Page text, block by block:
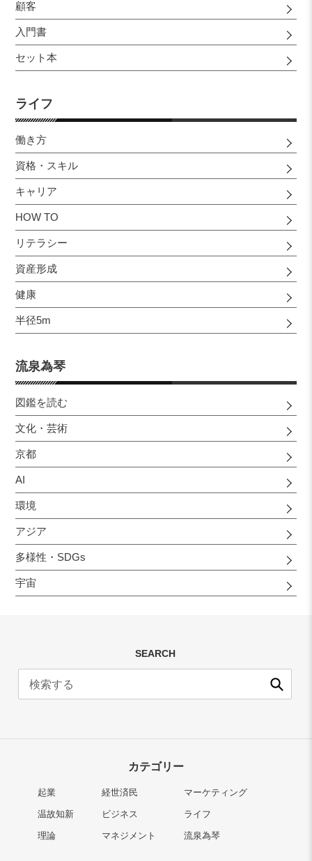
顧客
入門書
セット本
ライフ
働き方
資格・スキル
キャリア
HOW TO
リテラシー
資産形成
健康
半径5m
流泉為琴
図鑑を読む
文化・芸術
京都
AI
環境
アジア
多様性・SDGs
宇宙
SEARCH
送
カテゴリー
起業
温故知新
理論
経世済民
ビジネス
マネジメント
マーケティング
ライフ
流泉為琴